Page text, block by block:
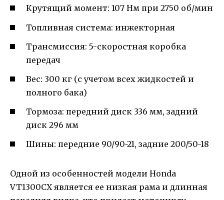
Крутящий момент: 107 Нм при 2750 об/мин
Топливная система: инжекторная
Трансмиссия: 5-скоростная коробка
передач
Вес: 300 кг (с учетом всех жидкостей и
полного бака)
Тормоза: передний диск 336 мм, задний
диск 296 мм
Шины: передние 90/90-21, задние 200/50-18
Одной из особенностей модели Honda
VT1300CX является ее низкая рама и длинная